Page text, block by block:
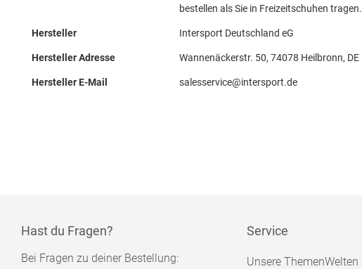
bestellen als Sie in Freizeitschuhen tragen.
Hersteller Intersport Deutschland eG
Hersteller Adresse Wannenäckerstr. 50, 74078 Heilbronn, DE
Hersteller E-Mail salesservice@intersport.de
Hast du Fragen?
Bei Fragen zu deiner Bestellung:
Service
Unsere ThemenWelten